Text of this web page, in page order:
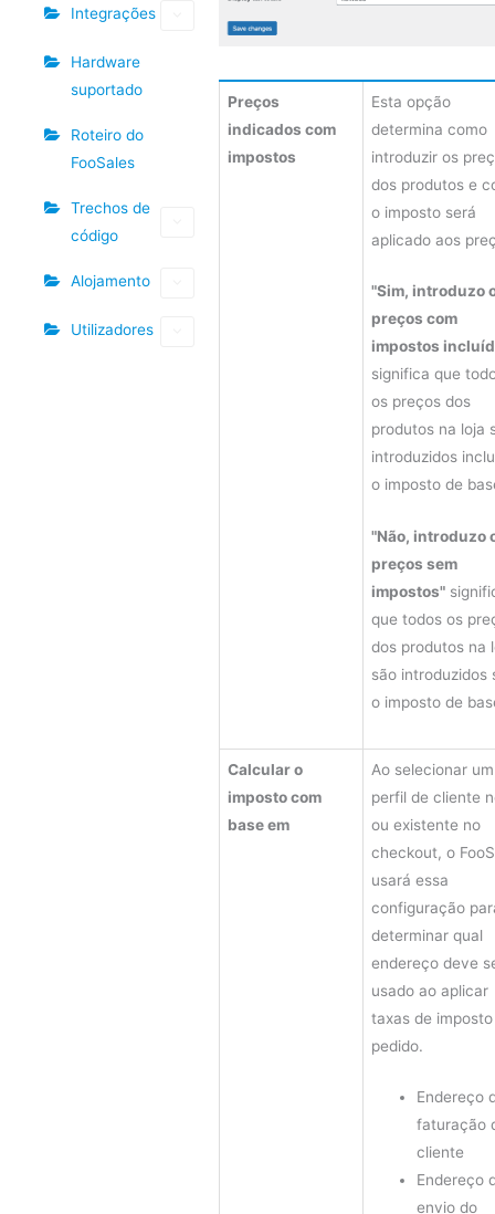
Integrações
Hardware
suportado
Roteiro do
FooSales
Trechos de
código
Alojamento
Utilizadores
Preços
indicados com
impostos
Esta opção
determina como
introduzir os
dos produtos e
o imposto será
aplicado aos
"Sim, introduzo
preços com
impostos
significa que
os preços dos
produtos na loja
introduzidos
o imposto de
"Não, introduzo
preços sem
impostos"
que todos os
dos produtos na
são introduzidos
o imposto de
Calcular o
imposto com
base em
Ao selecionar um
perfil de cliente
ou existente no
checkout, o
usará essa
configuração
determinar qual
endereço deve
usado ao aplicar
taxas de
pedido.
Endereço
faturação
cliente
Endereço
envio do